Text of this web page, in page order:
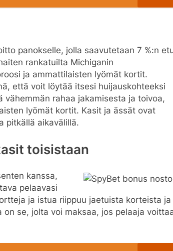
panokselle, jolla saavutetaan 7 %:n
rankatuilta Michiganin
ja ammattilaisten lyömät kortit.
että voit löytää itsesi huijauskohteeksi
rahaa jakamisesta ja toivoa,
lyömät kortit. Kasit ja ässät ovat
pitkällä aikavälillä.
toisistaan
kanssa,
pelaavasi
ja istua riippuu jaetuista korteista ja
se, jolta voi maksaa, jos pelaaja